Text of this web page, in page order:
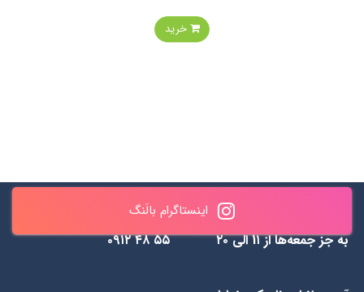
خرید
اینستاگرام بالَنگساعات پاسخگویی : همه روزه
به جز جمعه‌ها از 1۱ الی ۲۰
۵۵ ۴۸ ۰۹۱۲